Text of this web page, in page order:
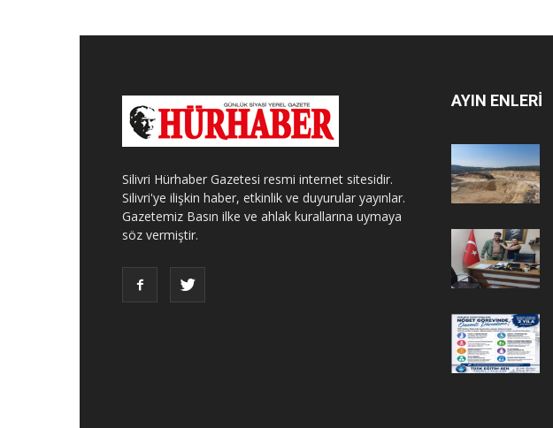
Silivri Hürhaber Gazetesi resmi internet sitesidir.
Silivri'ye ilişkin haber, etkinlik ve duyurular yayınlar.
Gazetemiz Basın ilke ve ahlak kurallarına uymaya
söz vermiştir.
AYIN ENLERİ